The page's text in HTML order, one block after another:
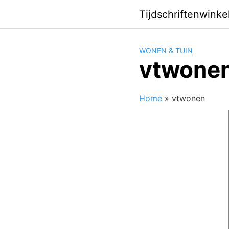
content
WONEN & TUIN
Home » vtwonen